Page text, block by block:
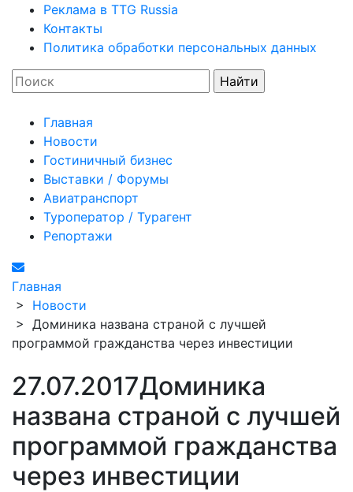
Реклама в TTG Russia
Контакты
Политика обработки персональных данных
Главная
Новости
Гостиничный бизнес
Выставки / Форумы
Авиатранспорт
Туроператор / Турагент
Репортажи
Главная
> Новости
> Доминика названа страной с лучшей
программой гражданства через инвестиции
27.07.2017Доминика
названа страной с лучшей
программой гражданства
через инвестиции